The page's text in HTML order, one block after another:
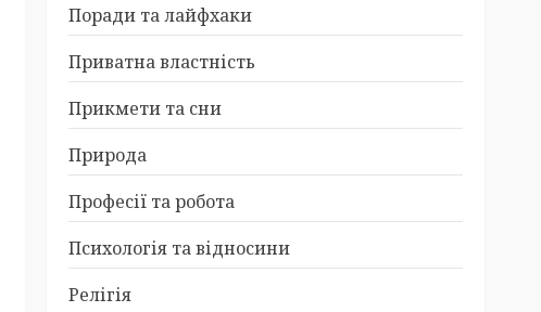
Поради та лайфхаки
Приватна властність
Прикмети та сни
Природа
Професії та робота
Психологія та відносини
Релігія